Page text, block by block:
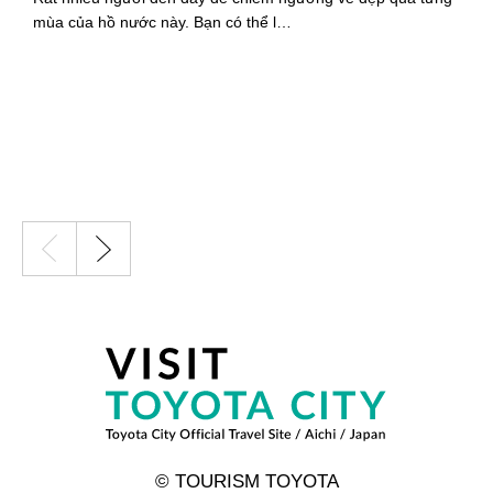
mùa của hồ nước này. Bạn có thể l…
© TOURISM TOYOTA